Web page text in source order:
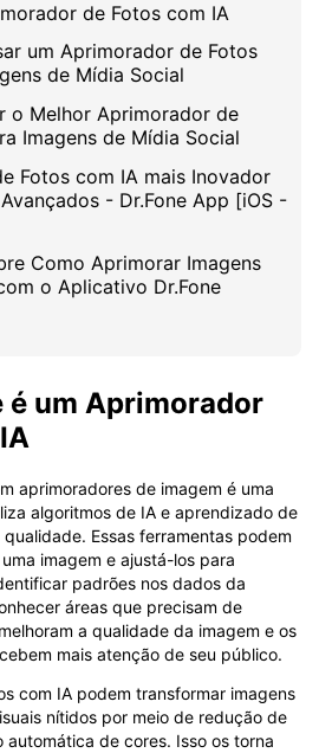
de Fotos com IA
um Aprimorador de Fotos
de Mídia Social
o Melhor Aprimorador de
Imagens de Mídia Social
Fotos com IA mais Inovador
- Dr.Fone App [iOS -
Como Aprimorar Imagens
o Aplicativo Dr.Fone
é um Aprimorador
aprimoradores de imagem é uma
algoritmos de IA e aprendizado de
Essas ferramentas podem
imagem e ajustá-los para
padrões nos dados da
áreas que precisam de
a qualidade da imagem e os
mais atenção de seu público.
com IA podem transformar imagens
nítidos por meio de redução de
automática de cores. Isso os torna